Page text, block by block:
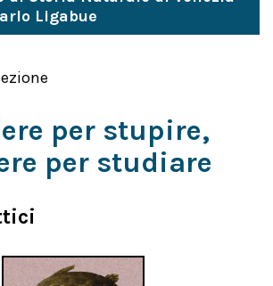
Ligabue
per stupire,
per studiare